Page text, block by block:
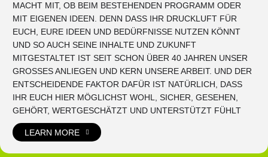
MACHT MIT, OB BEIM BESTEHENDEN PROGRAMM ODER
MIT EIGENEN IDEEN. DENN DASS IHR DRUCKLUFT FÜR
EUCH, EURE IDEEN UND BEDÜRFNISSE NUTZEN KÖNNT
UND SO AUCH SEINE INHALTE UND ZUKUNFT
MITGESTALTET IST SEIT SCHON ÜBER 40 JAHREN UNSER
GROSSES ANLIEGEN UND KERN UNSERE ARBEIT. UND DER
ENTSCHEIDENDE FAKTOR DAFÜR IST NATÜRLICH, DASS
IHR EUCH HIER MÖGLICHST WOHL, SICHER, GESEHEN,
GEHÖRT, WERTGESCHÄTZT UND UNTERSTÜTZT FÜHLT
LEARN MORE